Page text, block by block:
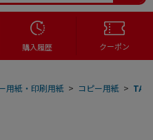
購入履歴 クーポン
用紙・印刷用紙 > コピー用紙 >